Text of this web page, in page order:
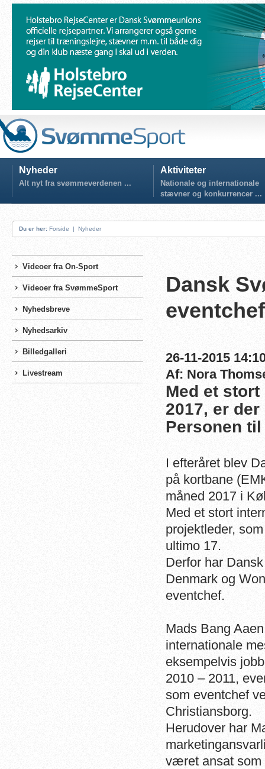
Nyheder
Alt nyt fra svømmeverdenen ...
Aktiviteter
Nationale og internationale
stævner og konkurrencer ...
Du er her: Forside | Nyheder
Videoer fra On-Sport
Videoer fra SvømmeSport
Nyhedsbreve
Nyhedsarkiv
Billedgalleri
Livestream
Dansk
eventchef
26-11-2015
Af: Nora
Med et
2017, er
Personen
I efteråret blev
på kortbane
måned 2017 i
Med et stort
projektleder,
ultimo 17.
Derfor har
Denmark og
eventchef.
Mads Bang
internationale
eksempelvis
2010 – 2011,
som eventchef
Christiansborg.
Herudover har
været ansat som